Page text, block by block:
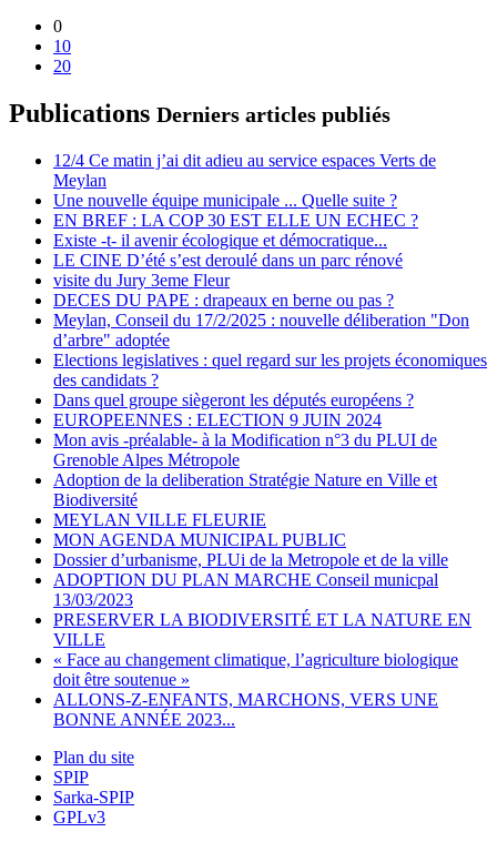
0
10
20
Publications Derniers articles publiés
12/4 Ce matin j’ai dit adieu au service espaces Verts de
Meylan
Une nouvelle équipe municipale ... Quelle suite ?
EN BREF : LA COP 30 EST ELLE UN ECHEC ?
Existe -t- il avenir écologique et démocratique...
LE CINE D’été s’est deroulé dans un parc rénové
visite du Jury 3eme Fleur
DECES DU PAPE : drapeaux en berne ou pas ?
Meylan, Conseil du 17/2/2025 : nouvelle déliberation "Don
d’arbre" adoptée
Elections legislatives : quel regard sur les projets économiques
des candidats ?
Dans quel groupe siègeront les députés européens ?
EUROPEENNES : ELECTION 9 JUIN 2024
Mon avis -préalable- à la Modification n°3 du PLUI de
Grenoble Alpes Métropole
Adoption de la deliberation Stratégie Nature en Ville et
Biodiversité
MEYLAN VILLE FLEURIE
MON AGENDA MUNICIPAL PUBLIC
Dossier d’urbanisme, PLUi de la Metropole et de la ville
ADOPTION DU PLAN MARCHE Conseil municpal
13/03/2023
PRESERVER LA BIODIVERSITÉ ET LA NATURE EN
VILLE
« Face au changement climatique, l’agriculture biologique
doit être soutenue »
ALLONS-Z-ENFANTS, MARCHONS, VERS UNE
BONNE ANNÉE 2023...
Plan du site
SPIP
Sarka-SPIP
GPLv3